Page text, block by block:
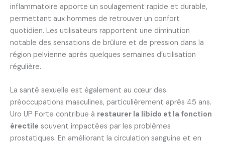
inflammatoire apporte un soulagement rapide et durable,
permettant aux hommes de retrouver un confort
quotidien. Les utilisateurs rapportent une diminution
notable des sensations de brûlure et de pression dans la
région pelvienne après quelques semaines d’utilisation
régulière.
La santé sexuelle est également au cœur des
préoccupations masculines, particulièrement après 45 ans.
Uro UP Forte contribue à restaurer la libido et la fonction
érectile souvent impactées par les problèmes
prostatiques. En améliorant la circulation sanguine et en